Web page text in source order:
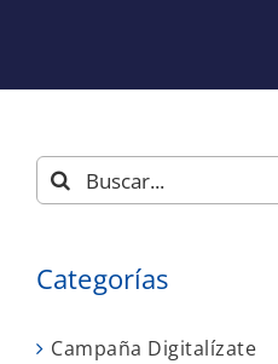
Buscar:
Categorías
Campaña Digitalízate